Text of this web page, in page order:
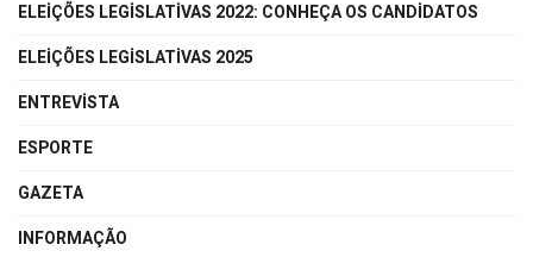
ELEIÇÕES LEGISLATIVAS 2022: CONHEÇA OS CANDIDATOS
ELEIÇÕES LEGISLATIVAS 2025
ENTREVISTA
ESPORTE
GAZETA
INFORMAÇÃO